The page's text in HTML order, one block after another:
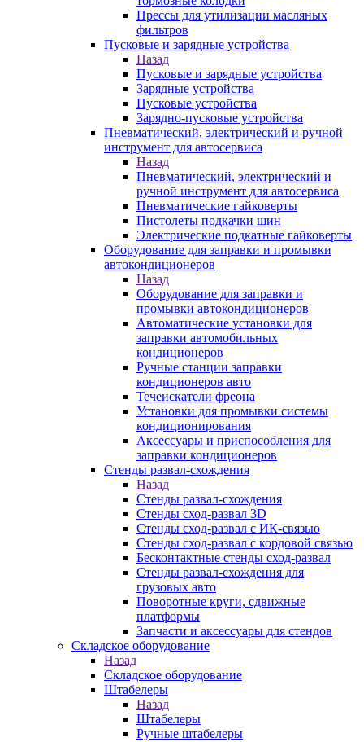
Прессы для утилизации масляных
фильтров
Пусковые и зарядные устройства
Назад
Пусковые и зарядные устройства
Зарядные устройства
Пусковые устройства
Зарядно-пусковые устройства
Пневматический, электрический и ручной
инструмент для автосервиса
Назад
Пневматический, электрический и
ручной инструмент для автосервиса
Пневматические гайковерты
Пистолеты подкачки шин
Электрические подкатные гайковерты
Оборудование для заправки и промывки
автокондиционеров
Назад
Оборудование для заправки и
промывки автокондиционеров
Автоматические установки для
заправки автомобильных
кондиционеров
Ручные станции заправки
кондиционеров авто
Течеискатели фреона
Установки для промывки системы
кондиционирования
Аксессуары и приспособления для
заправки кондиционеров
Стенды развал-схождения
Назад
Стенды развал-схождения
Стенды сход-развал 3D
Стенды сход-развал с ИК-связью
Стенды сход-развал с кордовой связью
Бесконтактные стенды сход-развал
Стенды развал-схождения для
грузовых авто
Поворотные круги, сдвижные
платформы
Запчасти и аксессуары для стендов
Складское оборудование
Назад
Складское оборудование
Штабелеры
Назад
Штабелеры
Ручные штабелеры